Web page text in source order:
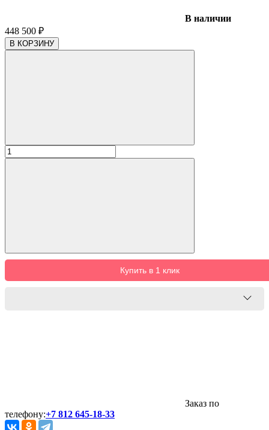
В наличии
448 500 ₽
В КОРЗИНУ
Купить в 1 клик
Заказ по
телефону:+7 812 645-18-33